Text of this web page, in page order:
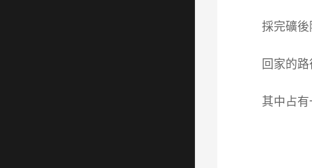
採完礦
回家的
其中占